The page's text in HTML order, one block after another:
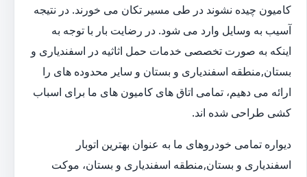
کامیون چیده نشوند در طی مسیر تکان می خورند. در نتیجه
آسیب به وسایل وارد می شود. در رضایت بار با توجه به
اینکه به صورت تخصصی خدمات حمل اثاثیه در اسفندیاری و
بستان,منطقه اسفندیاری و بستان و سایر محدوده های را
ارائه می دهیم، تمامی اتاق های کامیون های ما برای اسباب
کشی طراحی شده اند.
دیواره تمامی خودروهای ما به عنوان بهترین اتوبار
اسفندیاری و بستان,منطقه اسفندیاری و بستان، موکت